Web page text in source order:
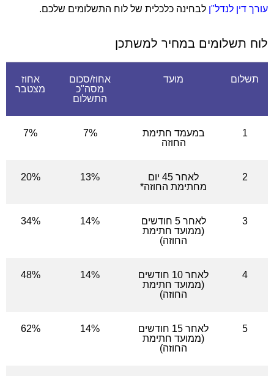
עורך דין לנדל"ן לבחינה כלכלית של לוח התשלומים שלכם.
לוח תשלומים במחיר למשתכן
תשלום מועד
אחוז/סכום
מסה"כ
התשלום
אחוז
מצטבר
1
במעמד חתימת
החוזה
7%
7%
2
לאחר 45 יום
מחתימת החוזה*
13%
20%
3
לאחר 5 חודשים
(ממועד חתימת
החוזה)
14%
34%
4
לאחר 10 חודשים
(ממועד חתימת
החוזה)
14%
48%
5
לאחר 15 חודשים
(ממועד חתימת
החוזה)
14%
62%